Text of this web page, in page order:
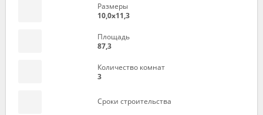
Размеры
10,0х11,3
Площадь
87,3
Количество комнат
3
Сроки строительства